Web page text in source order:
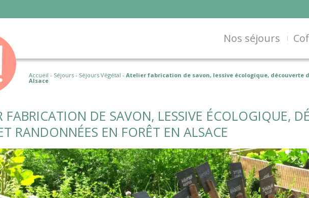
Nos séjours
Accueil - Séjours - Séjours Végétal - Atelier fabrication de savon, lessive écologique, découverte
Alsace
FABRICATION DE SAVON, LESSIVE ÉCOLOGIQUE,
RANDONNÉES EN FORÊT EN ALSACE